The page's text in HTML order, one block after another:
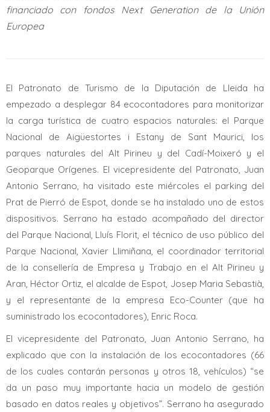
financiado con fondos Next Generation de la Unión
Europea
El Patronato de Turismo de la Diputación de Lleida ha
empezado a desplegar 84 ecocontadores para monitorizar
la carga turística de cuatro espacios naturales: el Parque
Nacional de Aigüestortes i Estany de Sant Maurici, los
parques naturales del Alt Pirineu y del Cadí-Moixeró y el
Geoparque Orígenes. El vicepresidente del Patronato, Juan
Antonio Serrano, ha visitado este miércoles el parking del
Prat de Pierró de Espot, donde se ha instalado uno de estos
dispositivos. Serrano ha estado acompañado del director
del Parque Nacional, Lluís Florit, el técnico de uso público del
Parque Nacional, Xavier Llimiñana, el coordinador territorial
de la consellería de Empresa y Trabajo en el Alt Pirineu y
Aran, Héctor Ortiz, el alcalde de Espot, Josep Maria Sebastià,
y el representante de la empresa Eco-Counter (que ha
suministrado los ecocontadores), Enric Roca.
El vicepresidente del Patronato, Juan Antonio Serrano, ha
explicado que con la instalación de los ecocontadores (66
de los cuales contarán personas y otros 18, vehículos) “se
da un paso muy importante hacia un modelo de gestión
basado en datos reales y objetivos”. Serrano ha asegurado